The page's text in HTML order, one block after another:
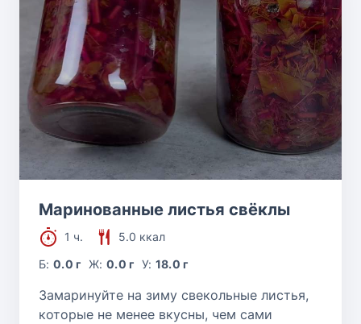
Маринованные листья свёклы
1 ч.
5.0 ккал
Б:0.0 г Ж: 0.0 г У: 18.0 г
Замаринуйте на зиму свекольные листья,
которые не менее вкусны, чем сами